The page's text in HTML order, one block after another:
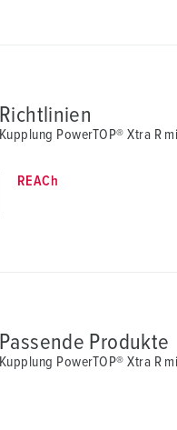
Richtlinien
Kupplung PowerTOP® Xtra R
REACh
Passende Produkte
Kupplung PowerTOP® Xtra R